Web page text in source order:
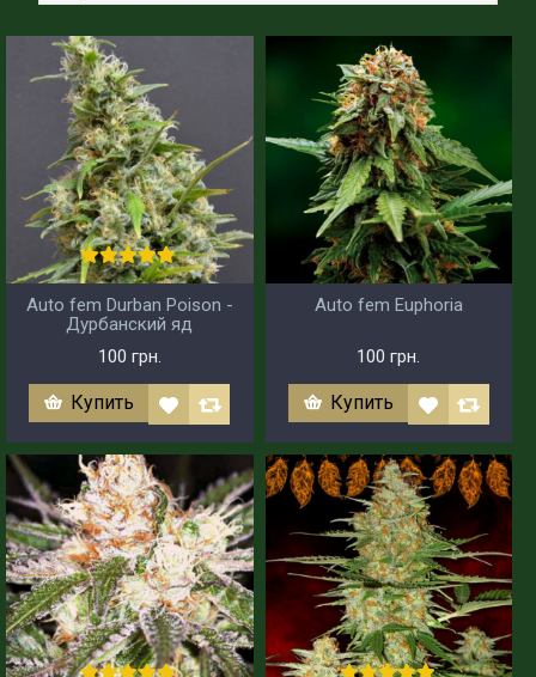
Auto fem Durban Poison -
Дурбанский яд
100 грн.
Купить
Auto fem Euphoria
100 грн.
Купить